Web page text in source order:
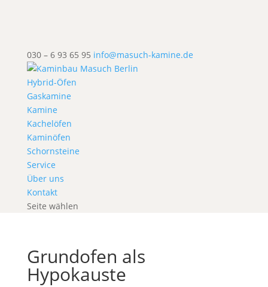
030 – 6 93 65 95 info@masuch-kamine.de
Hybrid-Öfen
Gaskamine
Kamine
Kachelöfen
Kaminöfen
Schornsteine
Service
Über uns
Kontakt
Seite wählen
Grundofen als
Hypokauste